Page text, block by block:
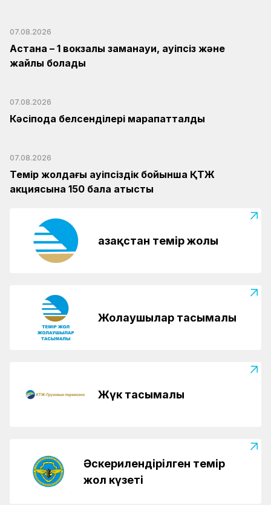
07.08.2026
Астана – 1 вокзалы заманауи, қауіпсіз және
жайлы болады
07.08.2026
Кәсіподақ белсенділері марапатталды
07.08.2026
Темір жолдағы қауіпсіздік бойынша ҚТЖ
акциясына 150 бала қатысты
Қазақстан темір жолы
Жолаушылар тасымалы
Жүк тасымалы
Әскерилендірілген темір
жол күзеті